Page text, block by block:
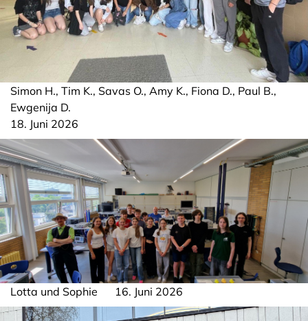
Simon H., Tim K., Savas O., Amy K., Fiona D., Paul B.,
Ewgenija D.
18. Juni 2026
Lotta und Sophie 16. Juni 2026